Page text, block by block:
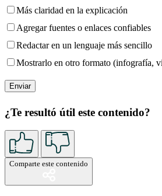
Más claridad en la explicación
Agregar fuentes o enlaces confiables
Redactar en un lenguaje más sencillo
Mostrarlo en otro formato (infografía,
¿Te resultó útil este contenido?
Comparte este contenido